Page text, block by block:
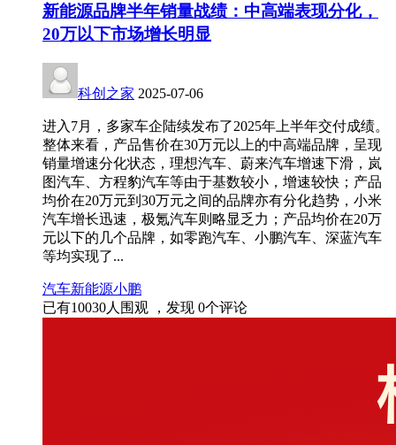
新能源品牌半年销量战绩：中高端表现分化，
20万以下市场增长明显
科创之家 2025-07-06
进入7月，多家车企陆续发布了2025年上半年交付成绩。
整体来看，产品售价在30万元以上的中高端品牌，呈现
销量增速分化状态，理想汽车、蔚来汽车增速下滑，岚
图汽车、方程豹汽车等由于基数较小，增速较快；产品
均价在20万元到30万元之间的品牌亦有分化趋势，小米
汽车增长迅速，极氪汽车则略显乏力；产品均价在20万
元以下的几个品牌，如零跑汽车、小鹏汽车、深蓝汽车
等均实现了...
汽车新能源小鹏
已有10030人围观 ，发现 0个评论